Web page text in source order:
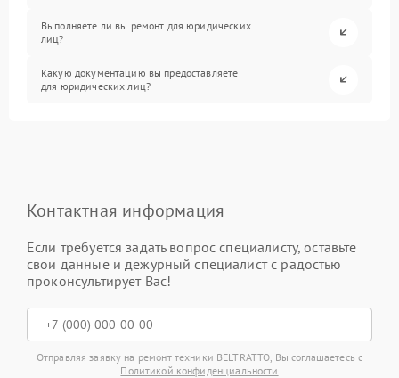
Выполняете ли вы ремонт для юридических
лиц?
Какую документацию вы предоставляете
для юридических лиц?
Контактная информация
Если требуется задать вопрос специалисту, оставьте
свои данные и дежурный специалист с радостью
проконсультирует Вас!
Отправляя заявку на ремонт техники BELTRATTO, Вы соглашаетесь с
Политикой конфиденциальности